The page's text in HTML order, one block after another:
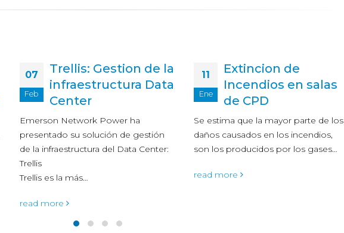
07
Feb
Trellis: Gestion de la
infraestructura Data
Center
Emerson Network Power ha
presentado su solución de gestión
de la infraestructura del Data Center:
Trellis
Trellis es la más…
read more
11
Ene
Extincion de
Incendios en salas
de CPD
Se estima que la mayor parte de los
daños causados en los incendios,
son los producidos por los gases…
read more